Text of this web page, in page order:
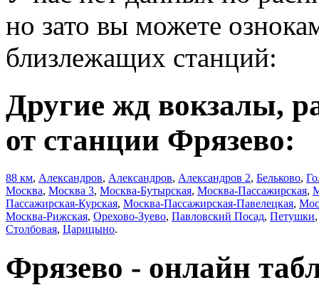
но зато вы можете
близлежащих станций:
Другие жд вокзалы,
от станции Фрязево:
88 км, Александров, Александров, Александров 2, Бельково,
Москва, Москва 3, Москва-Бутырская, Москва-Пассажирская,
Пассажирская-Курская, Москва-Пассажирская-Павелецкая,
Москва-Рижская, Орехово-Зуево, Павловский Посад, Петушки
Столбовая, Царицыно.
Фрязево - онлайн